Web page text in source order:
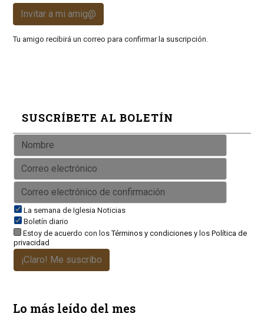
Invitar a mi amig@
Tu amigo recibirá un correo para confirmar la suscripción.
SUSCRÍBETE AL BOLETÍN
La semana de Iglesia Noticias
Boletín diario
Estoy de acuerdo con losTérminos y condicionesy los Política de
privacidad
¡Claro! Me suscribo
Lo más leído del mes